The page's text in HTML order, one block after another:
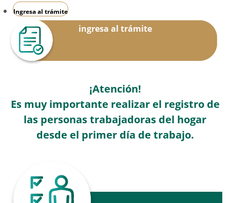
Ingresa al trámite
ingresa al trámite
¡Atención!
Es muy importante realizar el registro de
las personas trabajadoras del hogar
desde el primer día de trabajo.